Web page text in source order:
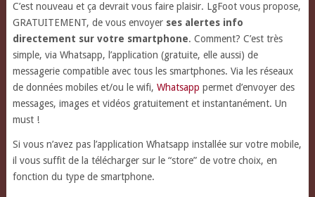
C’est nouveau et ça devrait vous faire plaisir. LgFoot vous propose,
GRATUITEMENT, de vous envoyer ses alertes info
directement sur votre smartphone. Comment? C’est très
simple, via Whatsapp, l’application (gratuite, elle aussi) de
messagerie compatible avec tous les smartphones. Via les réseaux
de données mobiles et/ou le wifi, Whatsapp permet d’envoyer des
messages, images et vidéos gratuitement et instantanément. Un
must !
Si vous n’avez pas l’application Whatsapp installée sur votre mobile,
il vous suffit de la télécharger sur le “store” de votre choix, en
fonction du type de smartphone.